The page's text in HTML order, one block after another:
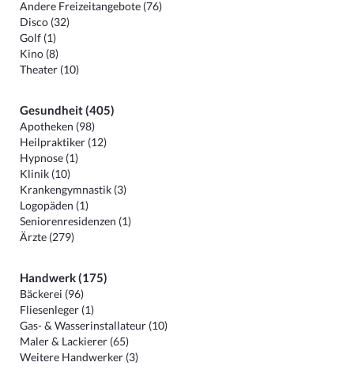
Andere Freizeitangebote (76)
Disco (32)
Golf (1)
Kino (8)
Theater (10)
Gesundheit (405)
Apotheken (98)
Heilpraktiker (12)
Hypnose (1)
Klinik (10)
Krankengymnastik (3)
Logopäden (1)
Seniorenresidenzen (1)
Ärzte (279)
Handwerk (175)
Bäckerei (96)
Fliesenleger (1)
Gas- & Wasserinstallateur (10)
Maler & Lackierer (65)
Weitere Handwerker (3)